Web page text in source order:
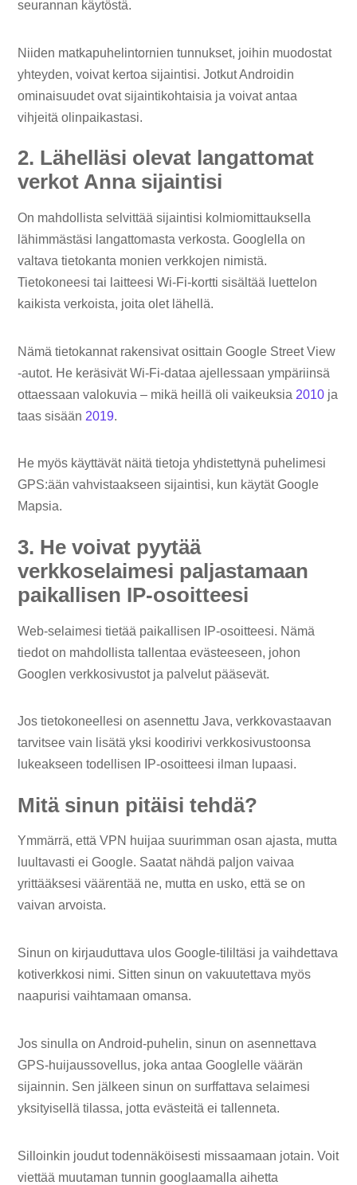
seurannan käytöstä.
Niiden matkapuhelintornien tunnukset, joihin muodostat
yhteyden, voivat kertoa sijaintisi. Jotkut Androidin
ominaisuudet ovat sijaintikohtaisia ​​ja voivat antaa
vihjeitä olinpaikastasi.
2. Lähelläsi olevat langattomat
verkot Anna sijaintisi
On mahdollista selvittää sijaintisi kolmiomittauksella
lähimmästäsi langattomasta verkosta. Googlella on
valtava tietokanta monien verkkojen nimistä.
Tietokoneesi tai laitteesi Wi-Fi-kortti sisältää luettelon
kaikista verkoista, joita olet lähellä.
Nämä tietokannat rakensivat osittain Google Street View
-autot. He keräsivät Wi-Fi-dataa ajellessaan ympäriinsä
ottaessaan valokuvia – mikä heillä oli vaikeuksia 2010 ja
taas sisään 2019.
He myös käyttävät näitä tietoja yhdistettynä puhelimesi
GPS:ään vahvistaakseen sijaintisi, kun käytät Google
Mapsia.
3. He voivat pyytää
verkkoselaimesi paljastamaan
paikallisen IP-osoitteesi
Web-selaimesi tietää paikallisen IP-osoitteesi. Nämä
tiedot on mahdollista tallentaa evästeeseen, johon
Googlen verkkosivustot ja palvelut pääsevät.
Jos tietokoneellesi on asennettu Java, verkkovastaavan
tarvitsee vain lisätä yksi koodirivi verkkosivustoonsa
lukeakseen todellisen IP-osoitteesi ilman lupaasi.
Mitä sinun pitäisi tehdä?
Ymmärrä, että VPN huijaa suurimman osan ajasta, mutta
luultavasti ei Google. Saatat nähdä paljon vaivaa
yrittääksesi väärentää ne, mutta en usko, että se on
vaivan arvoista.
Sinun on kirjauduttava ulos Google-tililtäsi ja vaihdettava
kotiverkkosi nimi. Sitten sinun on vakuutettava myös
naapurisi vaihtamaan omansa.
Jos sinulla on Android-puhelin, sinun on asennettava
GPS-huijaussovellus, joka antaa Googlelle väärän
sijainnin. Sen jälkeen sinun on surffattava selaimesi
yksityisellä tilassa, jotta evästeitä ei tallenneta.
Silloinkin joudut todennäköisesti missaamaan jotain. Voit
viettää muutaman tunnin googlaamalla aihetta